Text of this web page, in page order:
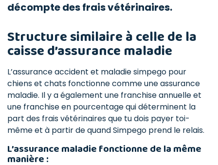
décompte des frais vétérinaires.
Structure similaire à celle de la
caisse d’assurance maladie
L’assurance accident et maladie simpego pour
chiens et chats fonctionne comme une assurance
maladie. Il y a également une franchise annuelle et
une franchise en pourcentage qui déterminent la
part des frais vétérinaires que tu dois payer toi-
même et à partir de quand Simpego prend le relais.
L’assurance maladie fonctionne de la même
manière :